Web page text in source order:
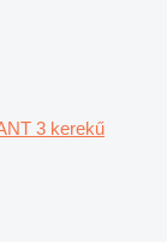
3 kerekű